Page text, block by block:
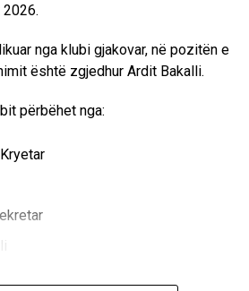
nga klubi gjakovar, në pozitën e
është zgjedhur Ardit Bakalli.
përbëhet nga: